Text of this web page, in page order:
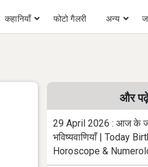
कहानियाँ फोटो गैलरी अन्य
और
29 April 2026 : आज के
भविष्यवाणियाँ | Today
Horoscope &